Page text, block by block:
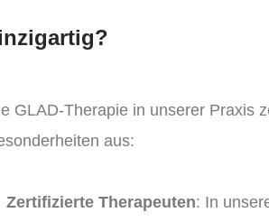
GLAD-Therapie in unserer Praxis
aus:
Zertifizierte Therapeuten: In